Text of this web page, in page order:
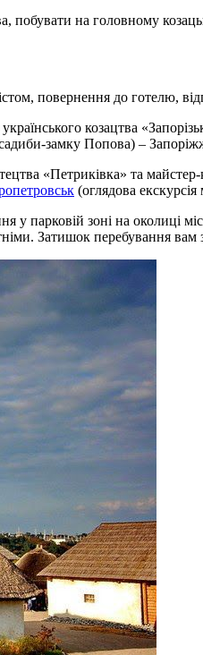
побувати на головному
повернення до готелю,
українського козацтва
замку Попова) –
«Петриківка» та
(оглядова
парковій зоні на околиці
Затишок перебування вам